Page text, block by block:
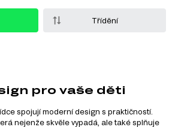
Třídění
pro vaše děti
spojují moderní design s praktičností.
nejenže skvěle vypadá, ale také splňuje